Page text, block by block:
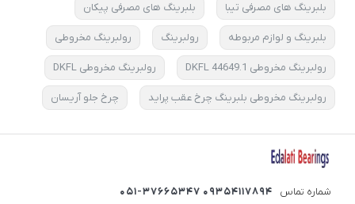
بلبرینگ های مصرفی تیبا بلبرینگ های مصرفی پیکان
بلبرینگ و لوازم مربوطه رولبرینگ رولبرینگ مخروطی
رولبرینگ مخروطی 44649.1 DKFL رولبرینگ مخروطی DKFL
رولبرینگ مخروطی بلبرینگ چرخ عقب پراید چرخ جلو آریسان
شماره تماس
09354117894 051-37665347